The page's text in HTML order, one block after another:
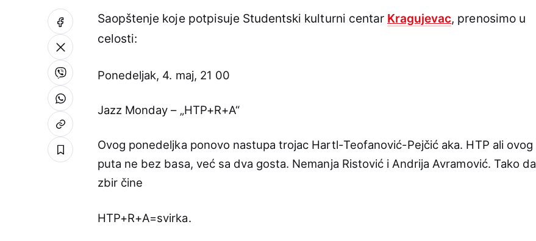
Saopštenje koje potpisuje Studentski kulturni centar Kragujevac, prenosimo u
celosti:
Ponedeljak, 4. maj, 21 00
Jazz Monday – „HTP+R+A“
Ovog ponedeljka ponovo nastupa trojac Hartl-Teofanović-Pejčić aka. HTP ali ovog
puta ne bez basa, već sa dva gosta. Nemanja Ristović i Andrija Avramović. Tako da
zbir čine
HTP+R+A=svirka.